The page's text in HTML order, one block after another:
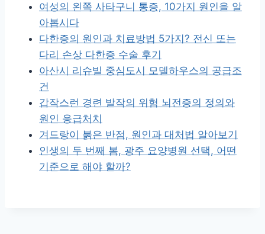
여성의 왼쪽 사타구니 통증, 10가지 원인을 알
아봅시다
다한증의 원인과 치료방법 5가지? 전신 또는
다리 손상 다한증 수술 후기
아산시 리슈빌 중심도시 모델하우스의 공급조
건
갑작스런 경련 발작의 위험 뇌전증의 정의와
원인 응급처치
겨드랑이 붉은 반점, 원인과 대처법 알아보기
인생의 두 번째 봄, 광주 요양병원 선택, 어떤
기준으로 해야 할까?